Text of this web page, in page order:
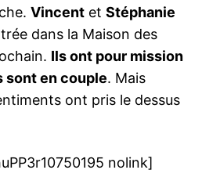
Vincent etStéphanie
dans la Maison des
Ils ont pour mission
sont en couple. Mais
ont pris le dessus
nolink]